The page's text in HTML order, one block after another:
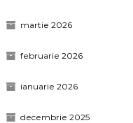
martie 2026
februarie 2026
ianuarie 2026
decembrie 2025